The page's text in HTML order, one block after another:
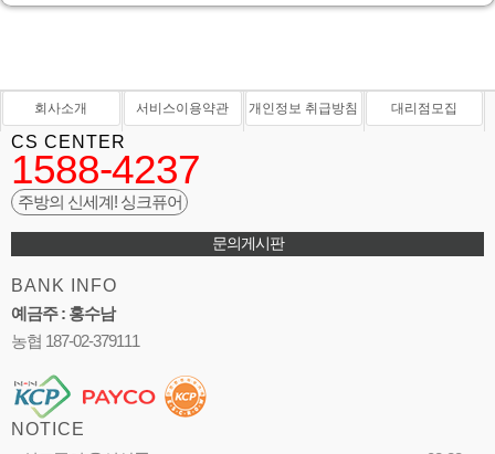
회사소개 서비스이용약관 개인정보 취급방침 대리점모집
CS CENTER
1588-4237
주방의 신세계! 싱크퓨어
문의게시판
BANK INFO
예금주 : 홍수남
농협 187-02-379111
NOTICE